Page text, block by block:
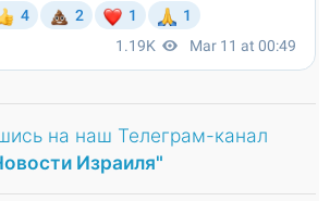
на наш Телеграм-канал
Израиля"